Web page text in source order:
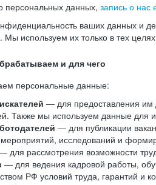
данных, запись о нас
ваших данных и
Мы используем их только в тех
и для чего
персональные данные:
— для предоставления им
Также мы используем данные для
— для публикации
исследований и
для рассмотрения возможности
— для ведения кадровой работы,
РФ условий труда, гарантий и